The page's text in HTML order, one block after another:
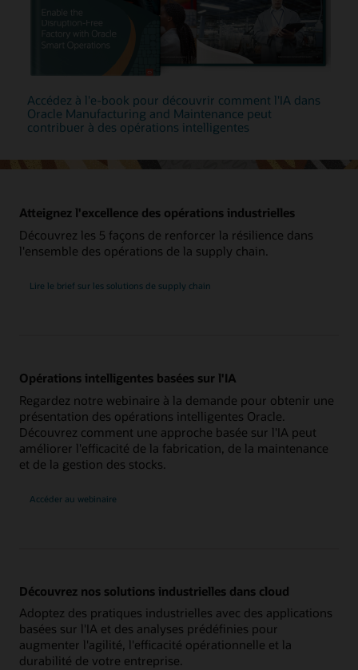
Accédez à l'e-book pour découvrir comment l'IA dans
Oracle Manufacturing and Maintenance peut
contribuer à des opérations intelligentes
Atteignez l'excellence des opérations industrielles
Découvrez les 5 façons de renforcer la résilience dans
l'ensemble des opérations de la supply chain.
Lire le brief sur les solutions de supply chain
Opérations intelligentes basées sur l'IA
Regardez notre webinaire à la demande pour obtenir une
présentation des opérations intelligentes Oracle.
Découvrez comment une approche basée sur l'IA peut
améliorer l'efficacité de la fabrication, de la maintenance
et de la gestion des stocks.
Accéder au webinaire
Découvrez nos solutions industrielles dans cloud
Adoptez des pratiques industrielles avec des applications
basées sur l'IA et des analyses prédéfinies pour
augmenter l'agilité, l'efficacité opérationnelle et la
durabilité de votre entreprise.